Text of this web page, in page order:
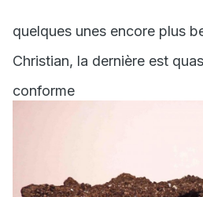
quelques unes encore plus
Christian, la dernière est
conforme